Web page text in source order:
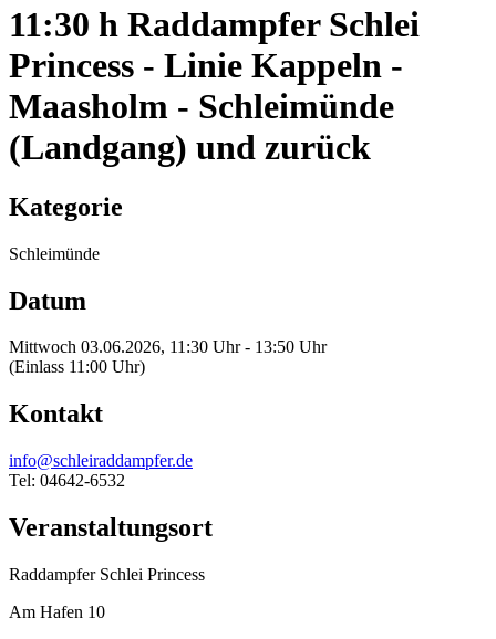
11:30 h Raddampfer Schlei
Princess - Linie Kappeln -
Maasholm - Schleimünde
(Landgang) und zurück
Kategorie
Schleimünde
Datum
Mittwoch 03.06.2026, 11:30 Uhr - 13:50 Uhr
(Einlass 11:00 Uhr)
Kontakt
info@schleiraddampfer.de
Tel: 04642-6532
Veranstaltungsort
Raddampfer Schlei Princess
Am Hafen 10